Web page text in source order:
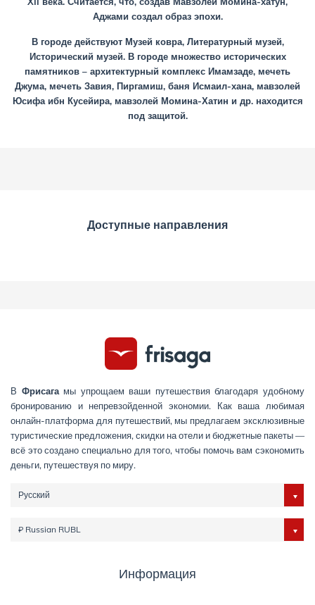
Аджами создал образ эпохи.
В городе действуют Музей ковра, Литературный музей,
Исторический музей. В городе множество исторических
памятников – архитектурный комплекс Имамзаде, мечеть
Джума, мечеть Завия, Пиргамиш, баня Исмаил-хана, мавзолей
Юсифа ибн Кусейира, мавзолей Момина-Хатин и др. находится
под защитой.
Доступные направления
В Фрисагамы упрощаем ваши путешествия благодаря удобному
бронированию и непревзойденной экономии. Как ваша любимая
онлайн-платформа для путешествий, мы предлагаем эксклюзивные
туристические предложения, скидки на отели и бюджетные пакеты —
всё это создано специально для того, чтобы помочь вам сэкономить
деньги, путешествуя по миру.
Русский
₽ Russian RUBL
Информация